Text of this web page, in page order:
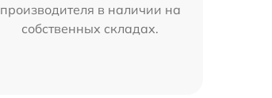
производителя в наличии на
собственных складах.